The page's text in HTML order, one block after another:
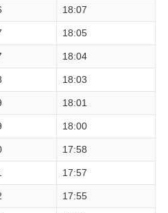
18:07
18:05
18:04
18:03
18:01
18:00
17:58
17:57
17:55